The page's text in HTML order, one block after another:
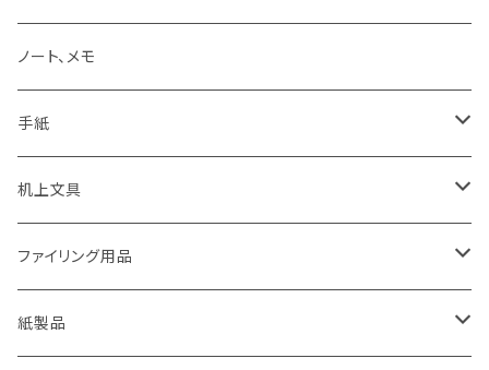
KAWEKO
LYRA
rotling
Laufern
EISEN
Noritake
カキノジン
フジワラリツ
kanaexpress
久奈屋
鉛筆まわり
ボールペン
カラーペン
シャープペンシル、芯ホルダー
万年筆
ノート、メモ
手紙
ポストカード
ミニカード
便箋、一筆箋
机上文具
糊、テープ、テープカッター
ハンコ、スタンプ、スタンプ台
ファイリング用品
クリップボード
紙製品